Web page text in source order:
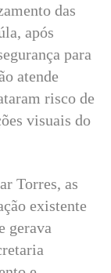
das
após
para
atende
risco de
visuais do
Torres, as
existente
gerava